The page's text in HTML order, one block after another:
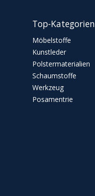
Top-Kategorien
Möbelstoffe
Kunstleder
Polstermaterialien
Schaumstoffe
Werkzeug
Posamentrie